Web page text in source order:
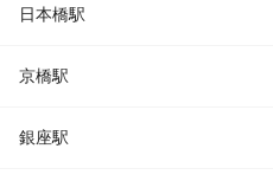
日本橋駅
京橋駅
銀座駅